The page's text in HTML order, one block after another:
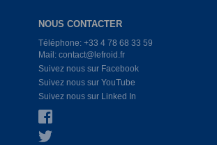
NOUS CONTACTER
Téléphone: +33 4 78 68 33 59
Mail: contact@lefroid.fr
Suivez nous sur Facebook
Suivez nous sur YouTube
Suivez nous sur Linked In